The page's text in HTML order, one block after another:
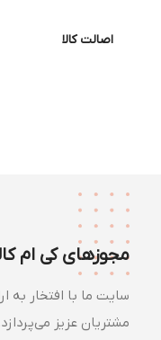
اصالت کالا
مجوزهای کی ام کالا
سایت ما با افتخار به
مشتریان عزیز می‌پردازد.